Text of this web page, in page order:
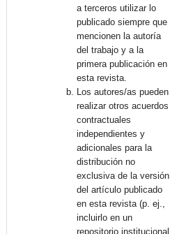
a terceros utilizar lo
publicado siempre que
mencionen la autoría
del trabajo y a la
primera publicación en
esta revista.
Los autores/as pueden
realizar otros acuerdos
contractuales
independientes y
adicionales para la
distribución no
exclusiva de la versión
del artículo publicado
en esta revista (p. ej.,
incluirlo en un
repositorio institucional